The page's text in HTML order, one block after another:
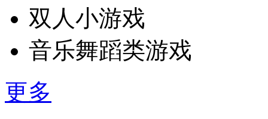
双人小游戏
音乐舞蹈类游戏
更多